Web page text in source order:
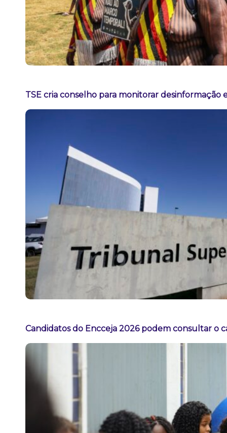
TSE cria conselho para monitorar desinformação
Candidatos do Encceja 2026 podem consultar o